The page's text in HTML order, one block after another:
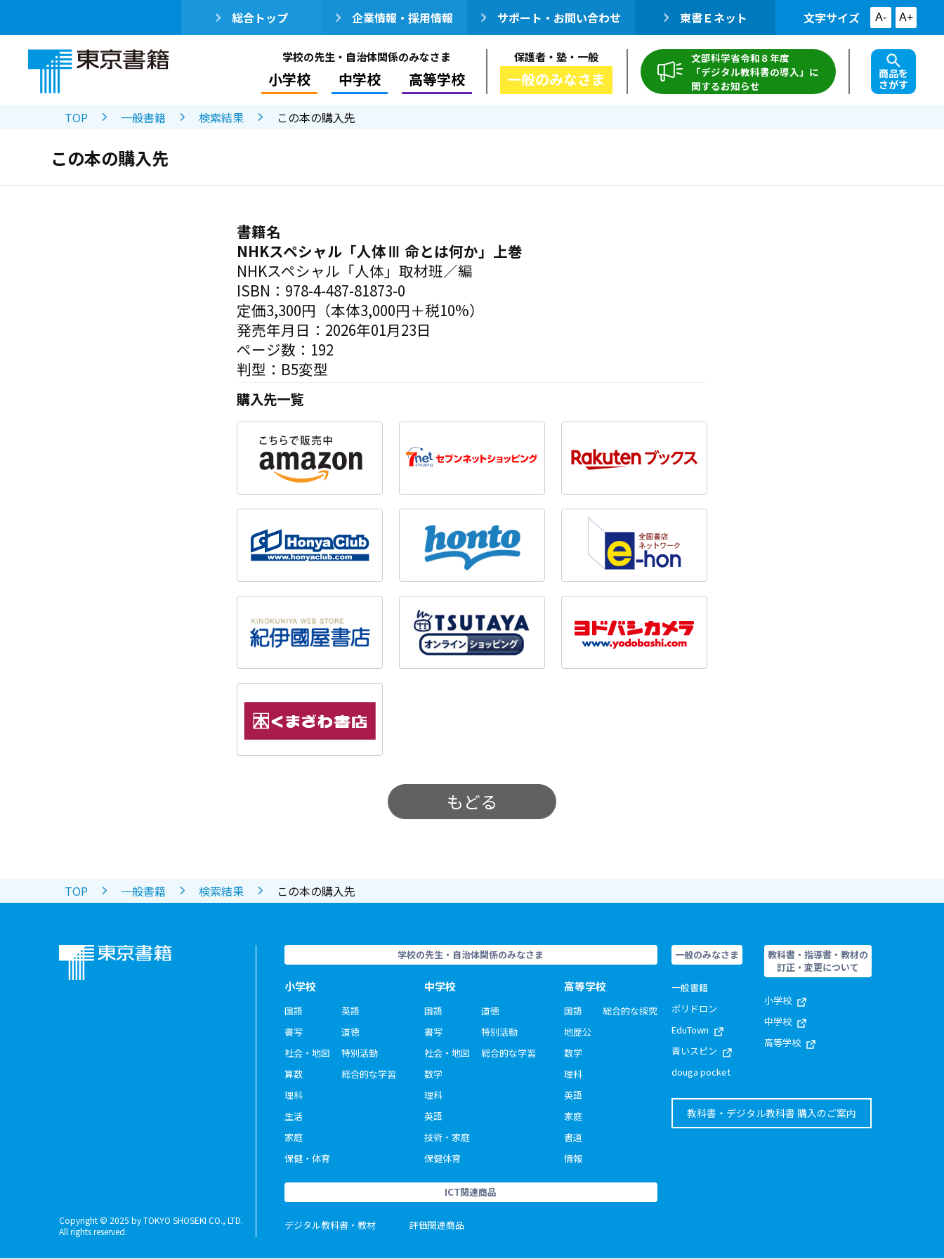
総合トップ 企業情報・採用情報 サポート・お問い合わせ 東書Ｅネット 文字サイズ A- A+
学校の先生・自治体関係のみなさま
小学校 中学校 高等学校
保護者・塾・一般
一般のみなさま
文部科学省令和８年度
「デジタル教科書の導入」に
関するお知らせ
商品を
さがす
TOP 一般書籍 検索結果 この本の購入先
この本の購入先
書籍名
NHKスペシャル「人体Ⅲ 命とは何か」上巻
NHKスペシャル「人体」取材班／編
ISBN：978-4-487-81873-0
定価3,300円（本体3,000円＋税10%）
発売年月日：2026年01月23日
ページ数：192
判型：B5変型
購入先一覧
もどる
TOP 一般書籍 検索結果 この本の購入先
Copyright © 2025 by TOKYO SHOSEKI CO., LTD.
All rights reserved.
学校の先生・自治体関係のみなさま
小学校
国語
書写
社会・地図
算数
理科
生活
家庭
保健・体育
英語
道徳
特別活動
総合的な学習
中学校
国語
書写
社会・地図
数学
理科
英語
技術・家庭
保健体育
道徳
特別活動
総合的な学習
高等学校
国語
地歴公
数学
理科
英語
家庭
書道
情報
総合的な探究
ICT関連商品
デジタル教科書・教材 評価関連商品
一般のみなさま
一般書籍
ポリドロン
EduTown
青いスピン
douga pocket
教科書・指導書・教材の
訂正・変更について
小学校
中学校
高等学校
教科書・デジタル教科書 購入のご案内